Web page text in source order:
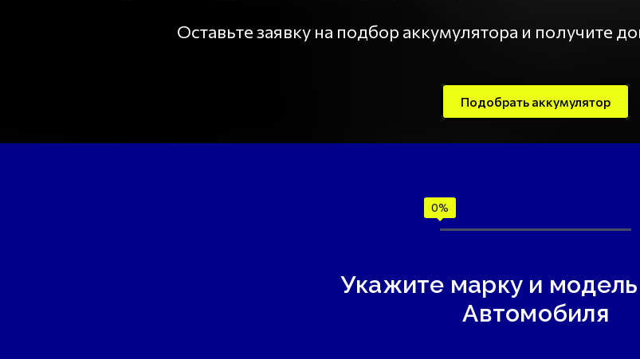
Оставьте заявку на подбор аккумулятора и получите
Подобрать аккумулятор
Укажите марку и
Автомобиля